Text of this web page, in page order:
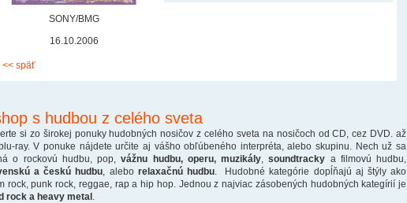
SONY/BMG
16.10.2006
<< späť
s hudbou z celého sveta
si zo širokej ponuky hudobných nosičov z celého sveta na nosičoch od CD, cez DVD. až
ray. V ponuke nájdete určite aj vášho obľúbeného interpréta, alebo skupinu. Nech už sa
o rockovú hudbu, pop,vážnu hudbu, operu, muzikály ,soundtracky a filmovú hudbu,
a českú hudbu , alebo relaxačnú hudbu. Hudobné kategórie dopĺňajú aj štýly ako
rock, punk rock, reggae, rap a hip hop. Jednou z najviac zásobených hudobných kategírií je
rock a heavy metal